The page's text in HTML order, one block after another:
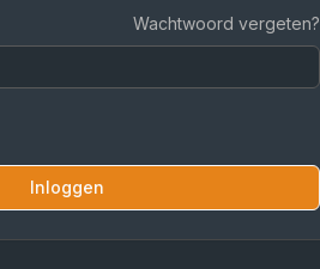
Wachtwoord vergeten?
Inloggen